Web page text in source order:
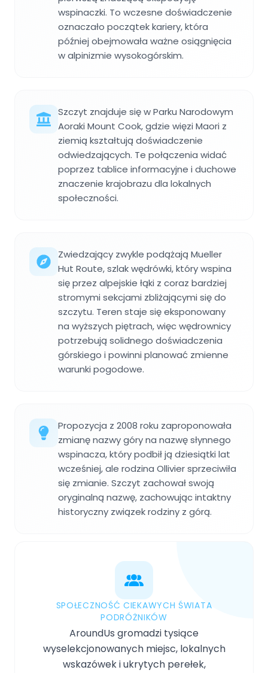
wspinaczki. To wczesne doświadczenie
oznaczało początek kariery, która
później obejmowała ważne osiągnięcia
w alpinizmie wysokogórskim.
Szczyt znajduje się w Parku Narodowym
Aoraki Mount Cook, gdzie więzi Maori z
ziemią kształtują doświadczenie
odwiedzających. Te połączenia widać
poprzez tablice informacyjne i duchowe
znaczenie krajobrazu dla lokalnych
społeczności.
Zwiedzający zwykle podążają Mueller
Hut Route, szlak wędrówki, który wspina
się przez alpejskie łąki z coraz bardziej
stromymi sekcjami zbliżającymi się do
szczytu. Teren staje się eksponowany
na wyższych piętrach, więc wędrownicy
potrzebują solidnego doświadczenia
górskiego i powinni planować zmienne
warunki pogodowe.
Propozycja z 2008 roku zaproponowała
zmianę nazwy góry na nazwę słynnego
wspinacza, który podbił ją dziesiątki lat
wcześniej, ale rodzina Ollivier sprzeciwiła
się zmianie. Szczyt zachował swoją
oryginalną nazwę, zachowując intaktny
historyczny związek rodziny z górą.
SPOŁECZNOŚĆ CIEKAWYCH ŚWIATA
PODRÓŻNIKÓW
AroundUs gromadzi tysiące
wyselekcjonowanych miejsc, lokalnych
wskazówek i ukrytych perełek,